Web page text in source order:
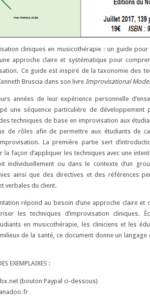
cliniques en musicothérapie : un guide
approche claire et systématique pour
Ce guide est inspiré de la taxonomie des
Bruscia dans son livre Improvisational
années de leur expérience personnelle
une séquence particulière de développement
techniques de base en improvisation aux
de rôles afin de permettre aux étudiants de
La première partie sert
la façon d’appliquer les techniques avec une
individuellement ou dans le contexte d’un
ainsi que des directives et des références
verbales du client.
répond au besoin d’une approche claire
les techniques d’improvisation cliniques.
en musicothérapie, les cliniciens et les
de la santé, ce document donne un
EXEMPLAIRES :
(bouton Paypal ci-dessous)